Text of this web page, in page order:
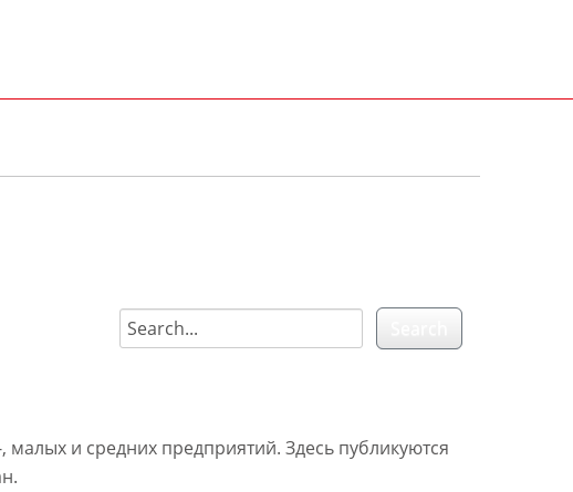
и средних предприятий. Здесь публикуются